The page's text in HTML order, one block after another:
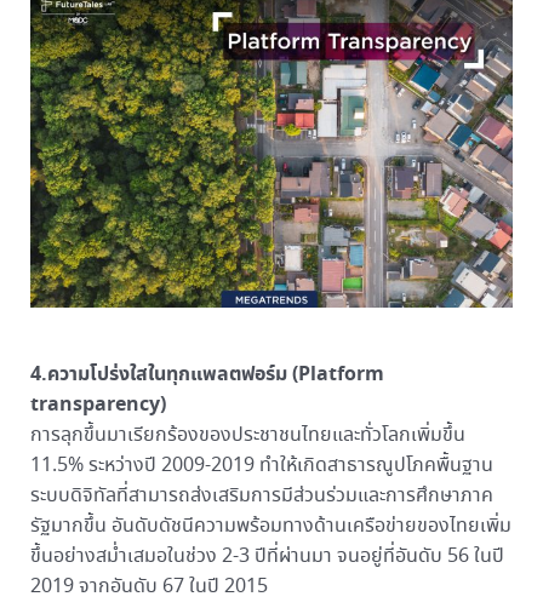
4.ความโปร่งใสในทุกแพลตฟอร์ม (Platform
transparency)
การลุกขึ้นมาเรียกร้องของประชาชนไทยและทั่วโลกเพิ่มขึ้น
11.5% ระหว่างปี 2009-2019 ทำให้เกิดสาธารณูปโภคพื้นฐาน
ระบบดิจิทัลที่สามารถส่งเสริมการมีส่วนร่วมและการศึกษาภาค
รัฐมากขึ้น อันดับดัชนีความพร้อมทางด้านเครือข่ายของไทยเพิ่ม
ขึ้นอย่างสม่ำเสมอในช่วง 2-3 ปีที่ผ่านมา จนอยู่ที่อันดับ 56 ในปี
2019 จากอันดับ 67 ในปี 2015